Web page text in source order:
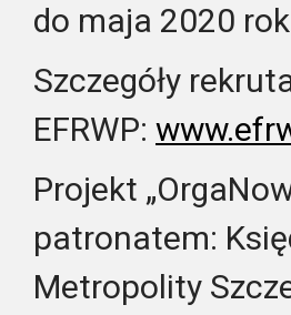
do maja 2020
Szczegóły
EFRWP:
Projekt
patronatem:
Metropolity